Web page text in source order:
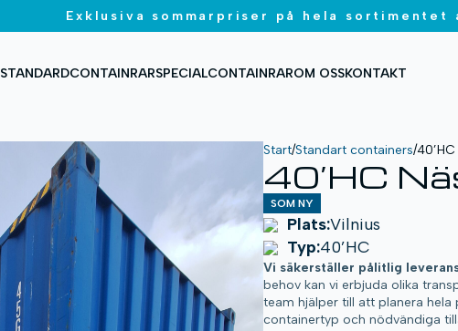
Exklusiva sommarpriser på hela sortimentet
STANDARDCONTAINRARSPECIALCONTAINRAROM OSSKONTAKT
Start/Standart containers/
40’HC
SOM NY
Plats:Vilnius
Typ:40’HC
Vi säkerställer pålitlig
behov kan vi erbjuda olika
team hjälper till att planera
containertyp och nödvändiga